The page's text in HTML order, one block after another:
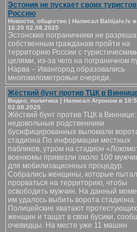
Эстония не пускает своих
Россию
Новости, общество | Написал Baltijalv.lv в
16:20 02.08.2025
Эстонские пограничники не
собственным гражданам пройти на
территорию России с
целями, из-за чего на пограничном
Нарва – Ивангород образовались
многокилометровые очереди.
Жёсткий бунт против ТЦК в
Видео, политика | Написал Агроном в
02.08.2025
Жёсткий бунт против ТЦК в Виннице:
недовольные родственники
бусифицированных выломали
стадиона По информации местных
пабликов, утром на стадион
военкомы привезли около 100
для мобилизационных процедур.
Собрались женщины, которые
прорваться на территорию, чтобы
освободить мужчин. На данный
им удалось выбить ворота стадиона.
Полицейские хватают протестующих
женщин и тащат в свои бусики,
очевидцы. На месте уже 11 машин